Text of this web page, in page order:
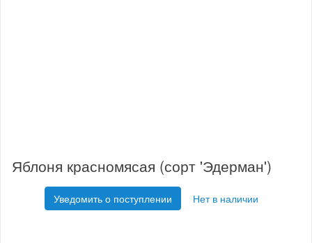
Яблоня красномясая (сорт 'Эдерман')
Уведомить о поступлении Нет в наличии